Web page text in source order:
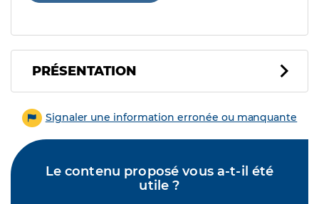
PRÉSENTATION
Signaler une information erronée ou manquante
Le contenu proposé vous a-t-il été
utile ?